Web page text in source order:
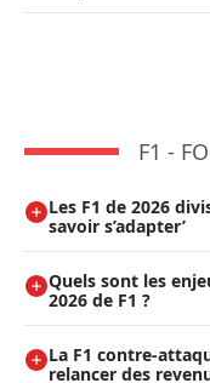
F1 -
Les F1 de 2026
savoir s’adapter’
Quels sont les
2026 de F1 ?
La F1 contre-
relancer des